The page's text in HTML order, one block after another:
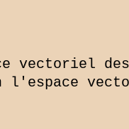
vectoriel
l'espace